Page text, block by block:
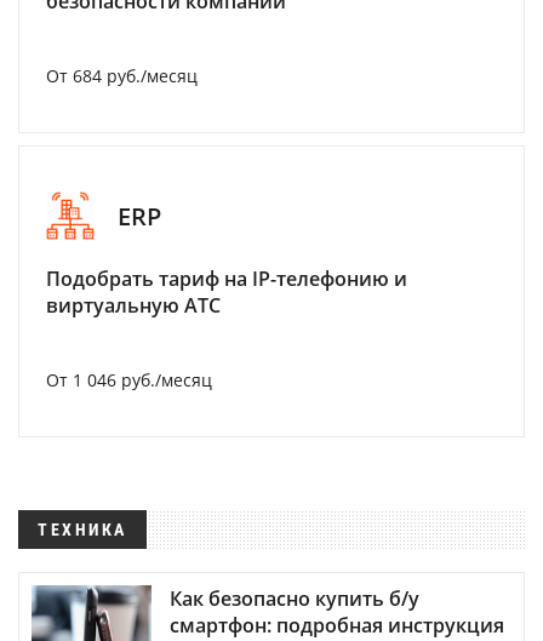
От 684 руб./месяц
ERP
Подобрать тариф на IP-телефонию и
виртуальную АТС
От 1 046 руб./месяц
ТЕХНИКА
Как безопасно купить б/у
смартфон: подробная инструкция